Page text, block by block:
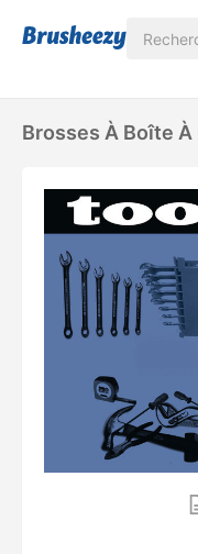
Brosses À Boîte